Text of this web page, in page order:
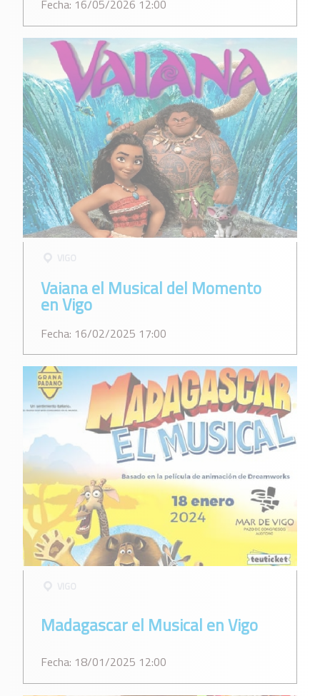
Fecha: 16/05/2026 12:00
Vaiana el Musical del Momento
en Vigo
Fecha: 16/02/2025 17:00
Madagascar el Musical en Vigo
Fecha: 18/01/2025 12:00